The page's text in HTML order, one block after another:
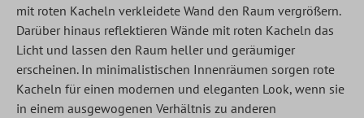
mit roten Kacheln verkleidete Wand den Raum vergrößern.
Darüber hinaus reflektieren Wände mit roten Kacheln das
Licht und lassen den Raum heller und geräumiger
erscheinen. In minimalistischen Innenräumen sorgen rote
Kacheln für einen modernen und eleganten Look, wenn sie
in einem ausgewogenen Verhältnis zu anderen